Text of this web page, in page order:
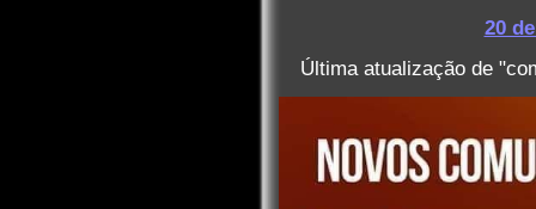
20
Última atualização de